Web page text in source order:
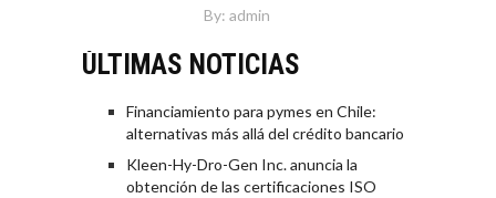
By: admin
ÚLTIMAS NOTICIAS
Financiamiento para pymes en Chile:
alternativas más allá del crédito bancario
Kleen-Hy-Dro-Gen Inc. anuncia la
obtención de las certificaciones ISO